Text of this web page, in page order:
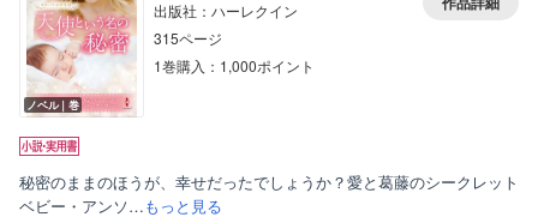
ノベル｜巻
出版社：ハーレクイン
315ページ
1巻購入：1,000ポイント
秘密のままのほうが、幸せだったでしょうか？愛と葛藤のシークレット
ベビー・アンソ…もっと見る